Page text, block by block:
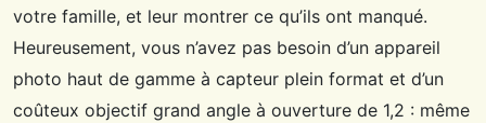
votre famille, et leur montrer ce qu’ils ont manqué.
Heureusement, vous n’avez pas besoin d’un appareil
photo haut de gamme à capteur plein format et d’un
coûteux objectif grand angle à ouverture de 1,2 : même